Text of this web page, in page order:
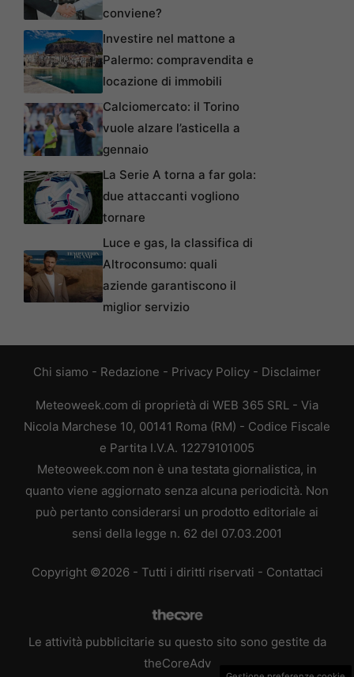
conviene?
Investire nel mattone a
Palermo: compravendita e
locazione di immobili
Calciomercato: il Torino
vuole alzare l’asticella a
gennaio
La Serie A torna a far gola:
due attaccanti vogliono
tornare
Luce e gas, la classifica di
Altroconsumo: quali
aziende garantiscono il
miglior servizio
Chi siamo - Redazione - Privacy Policy - Disclaimer
Meteoweek.com di proprietà di WEB 365 SRL - Via
Nicola Marchese 10, 00141 Roma (RM) - Codice Fiscale
e Partita I.V.A. 12279101005
Meteoweek.com non è una testata giornalistica, in
quanto viene aggiornato senza alcuna periodicità. Non
può pertanto considerarsi un prodotto editoriale ai
sensi della legge n. 62 del 07.03.2001
Copyright ©2026 - Tutti i diritti riservati - Contattaci
Le attività pubblicitarie su questo sito sono gestite da
theCoreAdv